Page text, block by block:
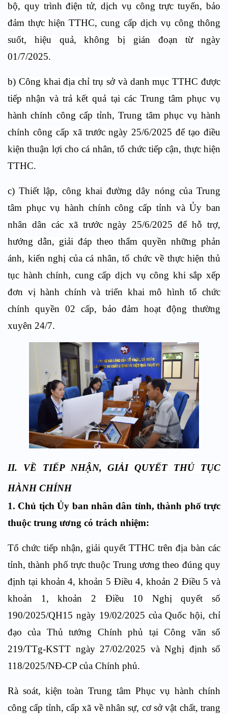
bộ, quy trình điện tử, dịch vụ công trực tuyến, bảo
đảm thực hiện TTHC, cung cấp dịch vụ công thông
suốt, hiệu quả, không bị gián đoạn từ ngày
01/7/2025.
b) Công khai địa chỉ trụ sở và danh mục TTHC được
tiếp nhận và trả kết quả tại các Trung tâm phục vụ
hành chính công cấp tỉnh, Trung tâm phục vụ hành
chính công cấp xã trước ngày 25/6/2025 để tạo điều
kiện thuận lợi cho cá nhân, tổ chức tiếp cận, thực hiện
TTHC.
c) Thiết lập, công khai đường dây nóng của Trung
tâm phục vụ hành chính công cấp tỉnh và Ủy ban
nhân dân các xã trước ngày 25/6/2025 để hỗ trợ,
hướng dẫn, giải đáp theo thẩm quyền những phản
ánh, kiến nghị của cá nhân, tổ chức về thực hiện thủ
tục hành chính, cung cấp dịch vụ công khi sắp xếp
đơn vị hành chính và triển khai mô hình tổ chức
chính quyền 02 cấp, bảo đảm hoạt động thường
xuyên 24/7.
II. VỀ TIẾP NHẬN, GIẢI QUYẾT THỦ TỤC
HÀNH CHÍNH
1. Chủ tịch Ủy ban nhân dân tỉnh, thành phố trực
thuộc trung ương có trách nhiệm:
Tổ chức tiếp nhận, giải quyết TTHC trên địa bàn các
tỉnh, thành phố trực thuộc Trung ương theo đúng quy
định tại khoản 4, khoản 5 Điều 4, khoản 2 Điều 5 và
khoản 1, khoản 2 Điều 10 Nghị quyết số
190/2025/QH15 ngày 19/02/2025 của Quốc hội, chỉ
đạo của Thủ tướng Chính phủ tại Công văn số
219/TTg-KSTT ngày 27/02/2025 và Nghị định số
118/2025/NĐ-CP của Chính phủ.
Rà soát, kiện toàn Trung tâm Phục vụ hành chính
công cấp tỉnh, cấp xã về nhân sự, cơ sở vật chất, trang